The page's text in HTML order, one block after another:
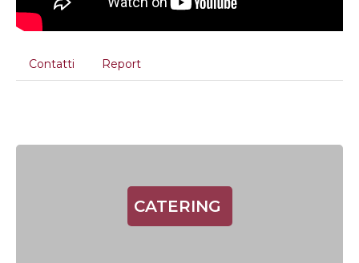
Contatti Report
CATERING